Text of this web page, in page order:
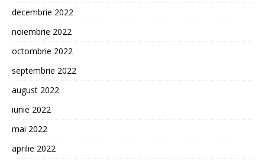
decembrie 2022
noiembrie 2022
octombrie 2022
septembrie 2022
august 2022
iunie 2022
mai 2022
aprilie 2022